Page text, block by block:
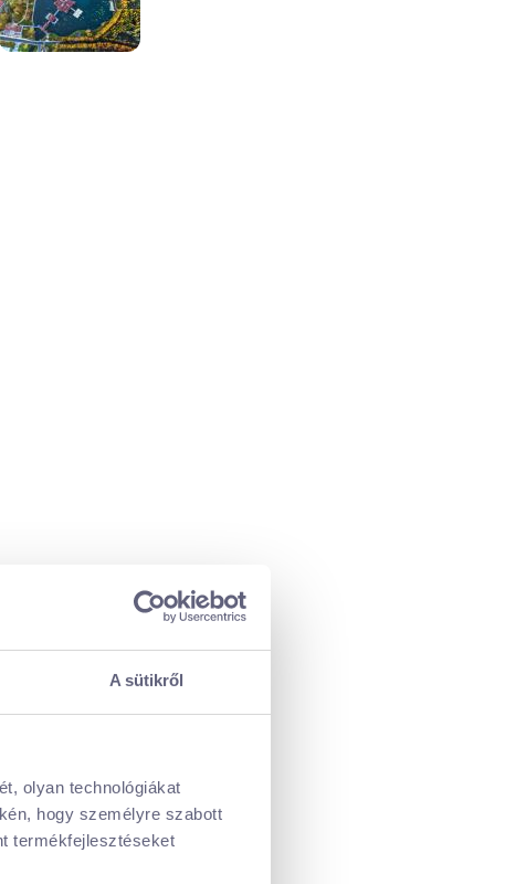
A sütikről
olyan technológiákat
hogy személyre szabott
termékfejlesztéseket